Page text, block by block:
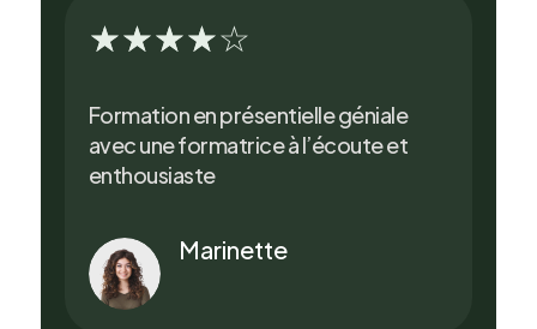
☆☆☆☆☆
Formation en présentielle géniale
avec une formatrice à l’écoute et
enthousiaste
Marinette